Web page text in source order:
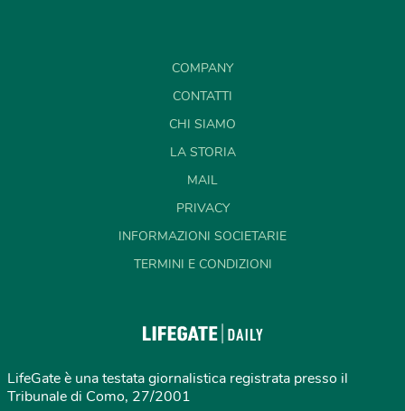
COMPANY
CONTATTI
CHI SIAMO
LA STORIA
MAIL
PRIVACY
INFORMAZIONI SOCIETARIE
TERMINI E CONDIZIONI
LifeGate è una testata giornalistica registrata presso il
Tribunale di Como, 27/2001